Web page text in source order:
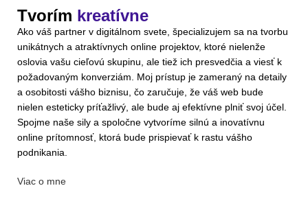
Tvorím kreatívne
Ako váš partner v digitálnom svete, špecializujem sa na tvorbu
unikátnych a atraktívnych online projektov, ktoré nielenže
oslovia vašu cieľovú skupinu, ale tiež ich presvedčia a viesť k
požadovaným konverziám. Moj prístup je zameraný na detaily
a osobitosti vášho biznisu, čo zaručuje, že váš web bude
nielen esteticky príťažlivý, ale bude aj efektívne plniť svoj účel.
Spojme naše sily a spoločne vytvoríme silnú a inovatívnu
online prítomnosť, ktorá bude prispievať k rastu vášho
podnikania.
Viac o mne